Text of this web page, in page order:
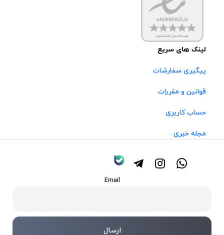
لینک های سریع
پیگیری سفارشات
قوانین و مقررات
حساب کاربری
مجله خبری
Email